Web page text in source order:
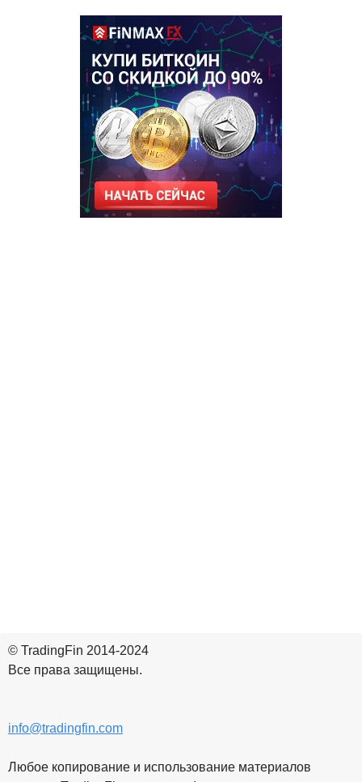
© TradingFin 2014-2024
Все права защищены.
info@tradingfin.com
Любое копирование и использование материалов